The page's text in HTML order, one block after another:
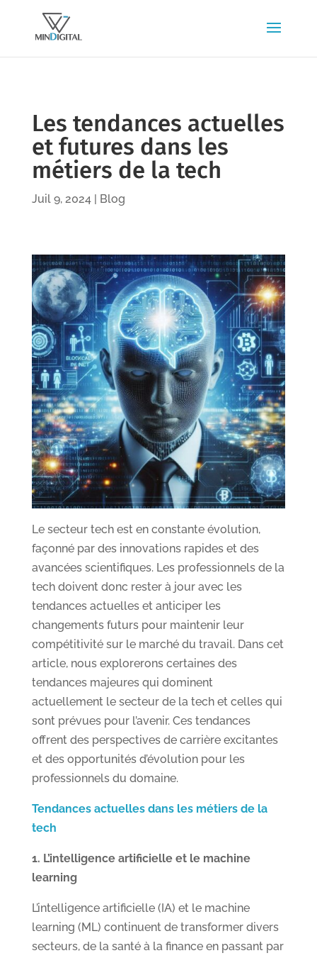
Les tendances actuelles
et futures dans les
métiers de la tech
Juil 9, 2024| Blog
Le secteur tech est en constante évolution,
façonné par des innovations rapides et des
avancées scientifiques. Les professionnels de la
tech doivent donc rester à jour avec les
tendances actuelles et anticiper les
changements futurs pour maintenir leur
compétitivité sur le marché du travail. Dans cet
article, nous explorerons certaines des
tendances majeures qui dominent
actuellement le secteur de la tech et celles qui
sont prévues pour l’avenir. Ces tendances
offrent des perspectives de carrière excitantes
et des opportunités d’évolution pour les
professionnels du domaine.
Tendances actuelles dans les métiers de la
tech
1. L’intelligence artificielle et le machine
learning
L’intelligence artificielle (IA) et le machine
learning (ML) continuent de transformer divers
secteurs, de la santé à la finance en passant par